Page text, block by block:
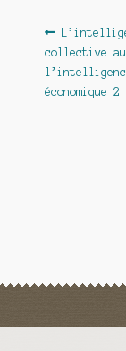
de
Article
précédent :
collective
économique